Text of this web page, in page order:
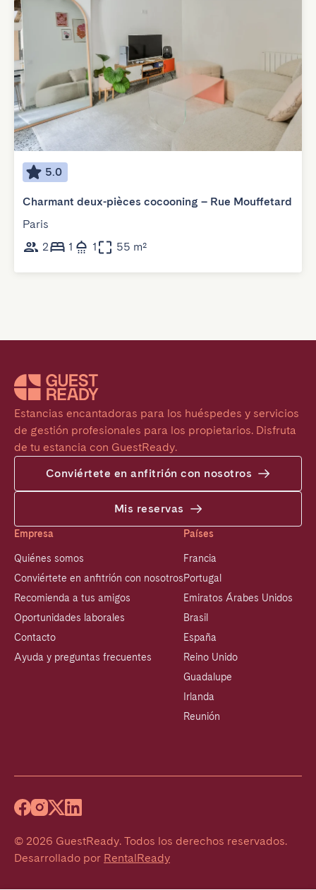
5.0
Charmant deux-pièces cocooning – Rue Mouffetard
Paris
2
1 1 55 m²
Estancias encantadoras para los huéspedes y servicios
de gestión profesionales para los propietarios. Disfruta
de tu estancia con GuestReady.
Conviértete en anfitrión con nosotros
Mis reservas
Empresa
Quiénes somos
Conviértete en anfitrión con nosotros
Recomienda a tus amigos
Oportunidades laborales
Contacto
Ayuda y preguntas frecuentes
Países
Francia
Portugal
Emiratos Árabes Unidos
Brasil
España
Reino Unido
Guadalupe
Irlanda
Reunión
© 2026 GuestReady. Todos los derechos reservados.
Desarrollado por RentalReady